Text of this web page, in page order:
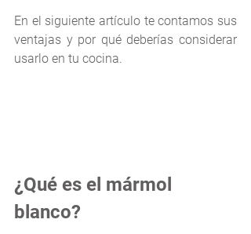
En el siguiente artículo te contamos sus
ventajas y por qué deberías considerar
usarlo en tu cocina.
¿Qué es el mármol
blanco?